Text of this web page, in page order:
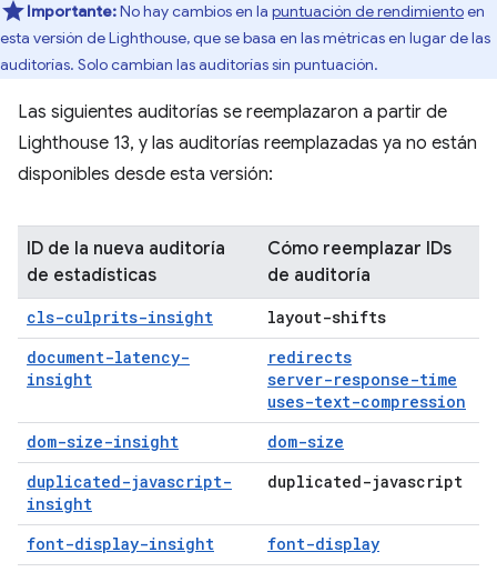
Importante:No hay cambios en la puntuación de rendimientoen
esta versión de Lighthouse, que se basa en las métricas en lugar de las
auditorías. Solo cambian las auditorías sin puntuación.
Las siguientes auditorías se reemplazaron a partir de
Lighthouse 13, y las auditorías reemplazadas ya no están
disponibles desde esta versión:
ID de la nueva auditoría
de estadísticas
Cómo reemplazar IDs
de auditoría
cls-culprits-insight
layout-shifts
document-latency-
insight
redirects
server-response-time
uses-text-compression
dom-size-insight
dom-size
duplicated-javascript-
insight
duplicated-javascript
font-display-insight
font-display